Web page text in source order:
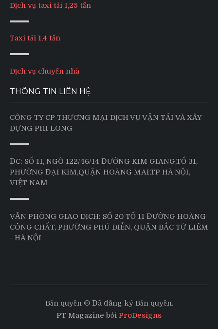
Dịch vụ taxi tải 1,25 tấn
Taxi tải 1,4 tấn
Dịch vụ chuyển nhà
THÔNG TIN LIÊN HỆ
CÔNG TY CP THƯƠNG MẠI DỊCH VỤ VẬN TẢI VÀ XÂY
DỰNG PHI LONG
ĐC: SỐ 11, NGÕ 122/46/14 ĐƯỜNG KIM GIANG,TỔ 31,
PHƯỜNG ĐẠI KIM,QUẬN HOÀNG MAI,TP HÀ NỘI,
VIỆT NAM
VĂN PHÒNG GIAO DỊCH: SỐ 20 TỔ 11 ĐƯỜNG HOÀNG
CÔNG CHẤT, PHƯỜNG PHÚ DIỄN, QUẬN BẮC TỪ LIÊM
- HÀ NỘI
Bản quyền © Đã đăng ký Bản quyền.
PT Magazine bởi ProDesigns